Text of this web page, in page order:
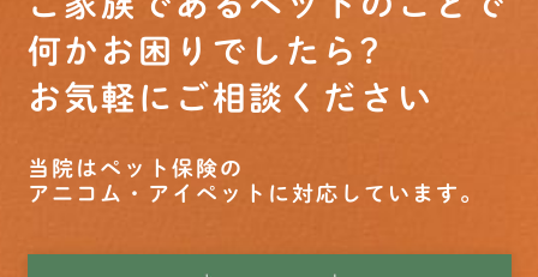
何かお困りでしたら?
お気軽にご相談ください
当院はペット保険の
アニコム・アイペットに対応しています。